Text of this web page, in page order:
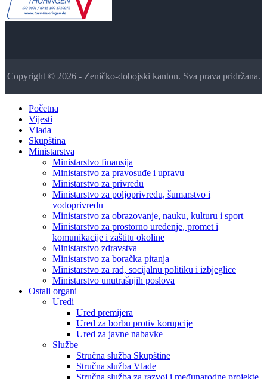
Copyright © 2026 - Zeničko-dobojski kanton. Sva prava pridržana.
Početna
Vijesti
Vlada
Skupština
Ministarstva
Ministarstvo finansija
Ministarstvo za pravosuđe i upravu
Ministarstvo za privredu
Ministarstvo za poljoprivredu, šumarstvo i
vodoprivredu
Ministarstvo za obrazovanje, nauku, kulturu i sport
Ministarstvo za prostorno uređenje, promet i
komunikacije i zaštitu okoline
Ministarstvo zdravstva
Ministarstvo za boračka pitanja
Ministarstvo za rad, socijalnu politiku i izbjeglice
Ministarstvo unutrašnjih poslova
Ostali organi
Uredi
Ured premijera
Ured za borbu protiv korupcije
Ured za javne nabavke
Službe
Stručna služba Skupštine
Stručna služba Vlade
Stručna služba za razvoj i međunarodne projekte